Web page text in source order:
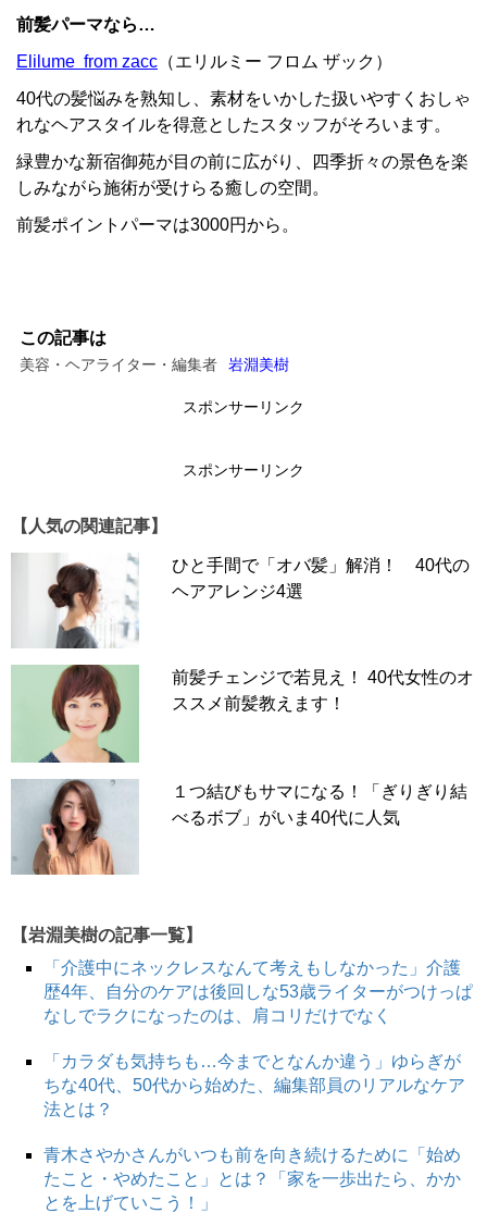
前髪パーマなら…
Elilume from zacc （エリルミー フロム ザック）
40代の髪悩みを熟知し、素材をいかした扱いやすくおしゃ
れなヘアスタイルを得意としたスタッフがそろいます。
緑豊かな新宿御苑が目の前に広がり、四季折々の景色を楽
しみながら施術が受けらる癒しの空間。
前髪ポイントパーマは3000円から。
この記事は
美容・ヘアライター・編集者 岩淵美樹
スポンサーリンク
スポンサーリンク
【人気の関連記事】
ひと手間で「オバ髪」解消！ 40代の
ヘアアレンジ4選
前髪チェンジで若見え！ 40代女性のオ
ススメ前髪教えます！
１つ結びもサマになる！「ぎりぎり結
べるボブ」がいま40代に人気
【岩淵美樹の記事一覧】
「介護中にネックレスなんて考えもしなかった」介護
歴4年、自分のケアは後回しな53歳ライターがつけっぱ
なしでラクになったのは、肩コリだけでなく
「カラダも気持ちも…今までとなんか違う」ゆらぎが
ちな40代、50代から始めた、編集部員のリアルなケア
法とは？
青木さやかさんがいつも前を向き続けるために「始め
たこと・やめたこと」とは？「家を一歩出たら、かか
とを上げていこう！」